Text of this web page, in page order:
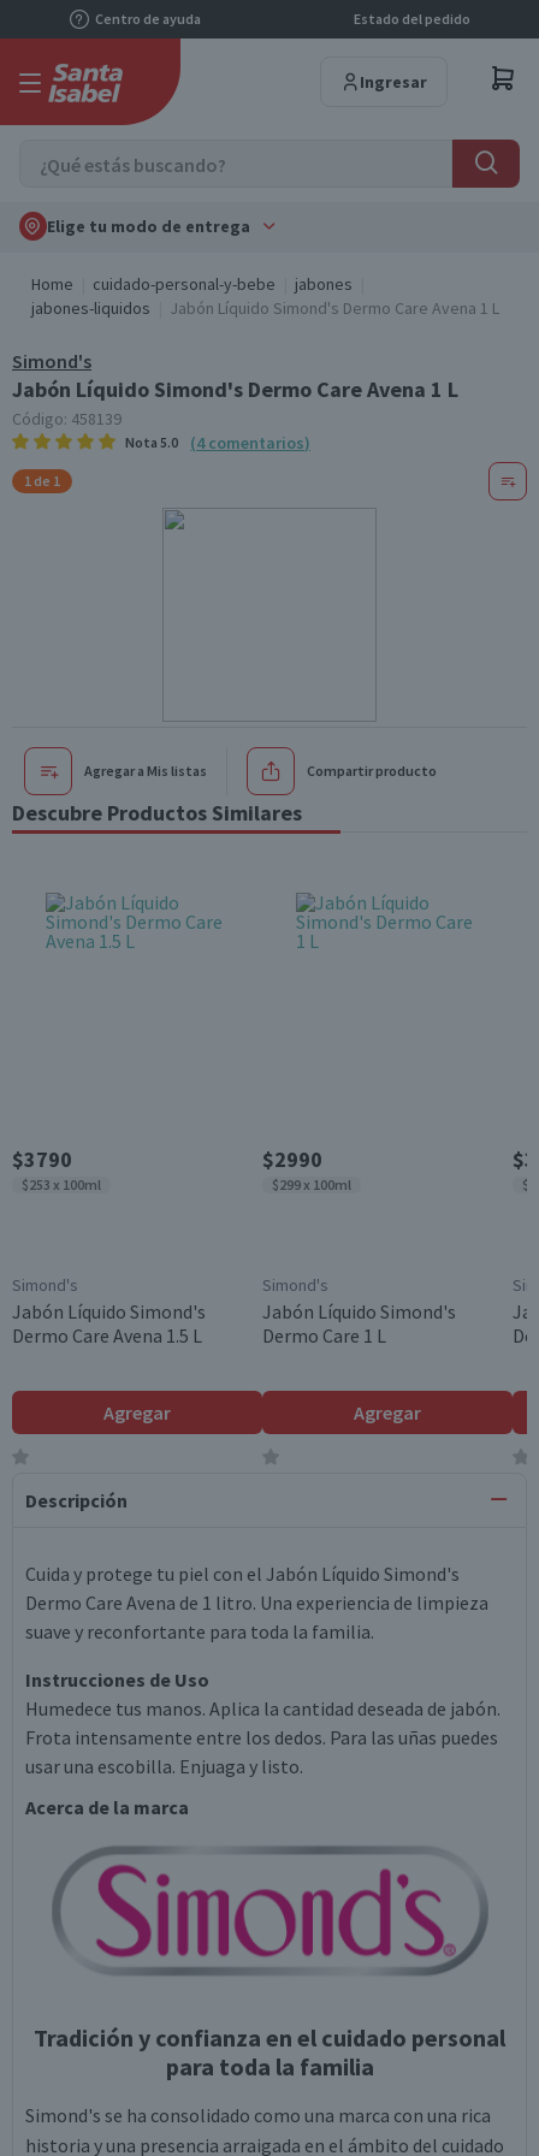
Centro de ayuda Estado del pedido
Ingresar
Elige tu modo de entrega
Home cuidado-personal-y-bebe
jabones
jabones-liquidos
Jabón Líquido Simond's Dermo Care Avena 1 L
Simond's
Jabón Líquido Simond's Dermo Care Avena 1 L
Código: 458139
Nota 5.0 (4 comentarios)
1 de 1
Agregar a Mis listas Compartir producto
Descubre Productos Similares
$3790
$253 x 100ml
Simond's
Jabón Líquido Simond's
Dermo Care Avena 1.5 L
Agregar
$2990
$299 x 100ml
Simond's
Jabón Líquido Simond's
Dermo Care 1 L
Agregar
Descripción
Cuida y protege tu piel con el Jabón Líquido Simond's
Dermo Care Avena de 1 litro. Una experiencia de limpieza
suave y reconfortante para toda la familia.
Instrucciones de Uso
Humedece tus manos. Aplica la cantidad deseada de jabón.
Frota intensamente entre los dedos. Para las uñas puedes
usar una escobilla. Enjuaga y listo.
Acerca de la marca
Tradición y confianza en el cuidado personal
para toda la familia
Simond's se ha consolidado como una marca con una rica
historia y una presencia arraigada en el ámbito del cuidado